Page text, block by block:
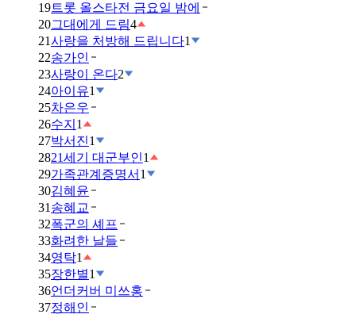
19트롯 올스타전 금요일 밤에
20그대에게 드림4
21사랑을 처방해 드립니다1
22송가인
23사랑이 온다2
24아이유1
25차은우
26수지 1
27박서진1
2821세기 대군부인1
29가족관계증명서 1
30김혜윤
31 송혜교
32폭군의 셰프
33화려한 날들
34영탁1
35장한별1
36언더커버 미쓰홍
37정해인